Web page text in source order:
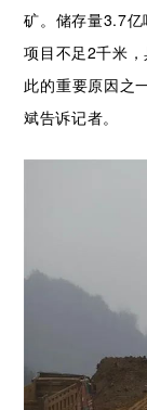
矿。储存量3.7
项目不足2千米
此的重要原因之
斌告诉记者。